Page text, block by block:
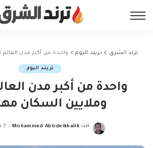
ترند الشرق > تريند اليوم> واحدة من أكبر مدن العالم
تريند اليوم
واحدة من أكبر مدن
وملايين السكان
Posted
كتب Mohammed Abbdelkhalik 7 مايو، 2026